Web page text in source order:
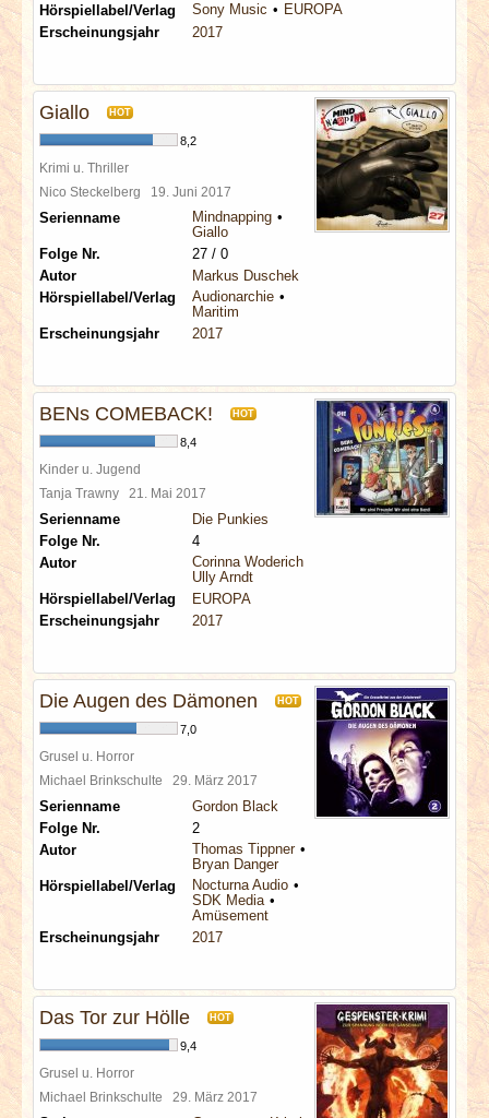
Hörspiellabel/Verlag
Sony Music
EUROPA
Erscheinungsjahr
2017
Giallo HOT
8,2
Krimi u. Thriller
Nico Steckelberg 19. Juni 2017
Serienname
Mindnapping
Giallo
Folge Nr.
27 / 0
Autor
Markus Duschek
Hörspiellabel/Verlag
Audionarchie
Maritim
Erscheinungsjahr
2017
BENs COMEBACK! HOT
8,4
Kinder u. Jugend
Tanja Trawny 21. Mai 2017
Serienname
Die Punkies
Folge Nr.
4
Autor
Corinna Woderich
Ully Arndt
Hörspiellabel/Verlag
EUROPA
Erscheinungsjahr
2017
Die Augen des Dämonen HOT
7,0
Grusel u. Horror
Michael Brinkschulte 29. März 2017
Serienname
Gordon Black
Folge Nr.
2
Autor
Thomas Tippner
Bryan Danger
Hörspiellabel/Verlag
Nocturna Audio
SDK Media
Amüsement
Erscheinungsjahr
2017
Das Tor zur Hölle HOT
9,4
Grusel u. Horror
Michael Brinkschulte 29. März 2017